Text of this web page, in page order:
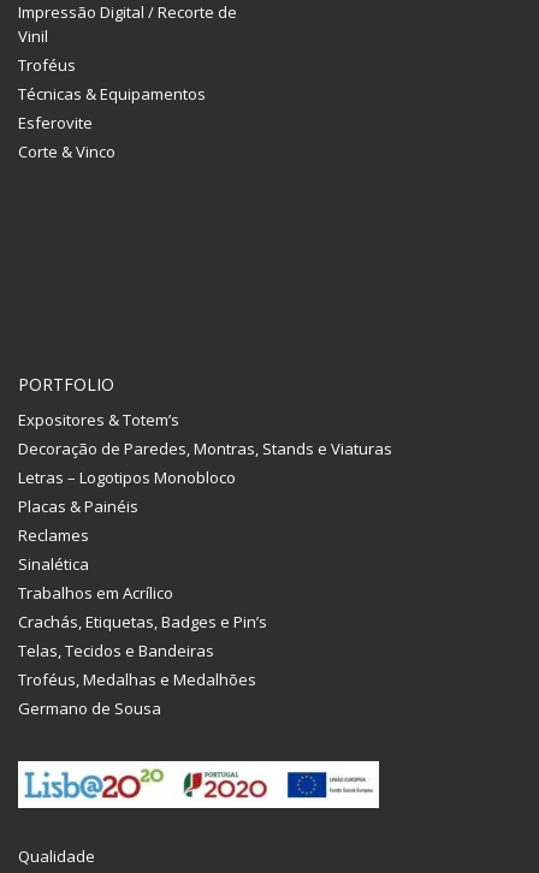
Impressão Digital / Recorte de
Vinil
Troféus
Técnicas & Equipamentos
Esferovite
Corte & Vinco
PORTFOLIO
Expositores & Totem’s
Decoração de Paredes, Montras, Stands e Viaturas
Letras – Logotipos Monobloco
Placas & Painéis
Reclames
Sinalética
Trabalhos em Acrílico
Crachás, Etiquetas, Badges e Pin’s
Telas, Tecidos e Bandeiras
Troféus, Medalhas e Medalhões
Germano de Sousa
Qualidade